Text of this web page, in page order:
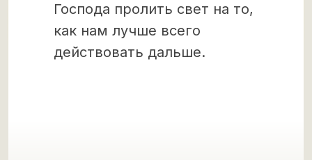
Господа пролить свет на то,
как нам лучше всего
действовать дальше.